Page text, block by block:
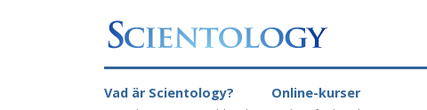
Vad är Scientology? Online-kurser